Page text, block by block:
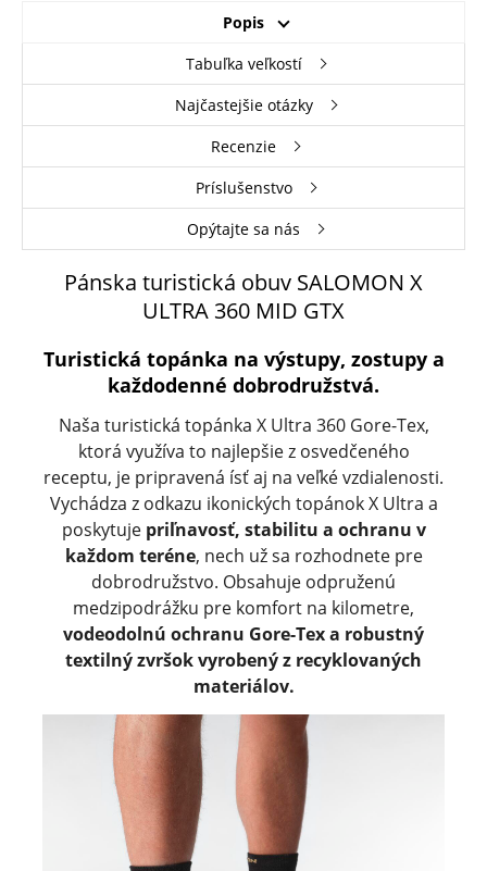
Popis
Tabuľka veľkostí
Najčastejšie otázky
Recenzie
Príslušenstvo
Opýtajte sa nás
Pánska turistická obuv SALOMON X
ULTRA 360 MID GTX
Turistická topánka na výstupy, zostupy a
každodenné dobrodružstvá.
Naša turistická topánka X Ultra 360 Gore-Tex,
ktorá využíva to najlepšie z osvedčeného
receptu, je pripravená ísť aj na veľké vzdialenosti.
Vychádza z odkazu ikonických topánok X Ultra a
poskytuje priľnavosť, stabilitu a ochranu v
každom teréne, nech už sa rozhodnete pre
dobrodružstvo. Obsahuje odpruženú
medzipodrážku pre komfort na kilometre,
vodeodolnú ochranu Gore-Tex a robustný
textilný zvršok vyrobený z recyklovaných
materiálov.